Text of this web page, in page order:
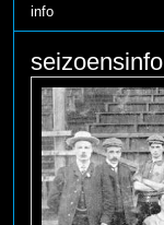
info
seizoensinfo